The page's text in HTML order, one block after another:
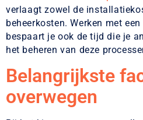
verlaagt zowel de
beheerkosten. Werken met
bespaart je ook de tijd die je
het beheren van deze
Belangrijkste
overwegen